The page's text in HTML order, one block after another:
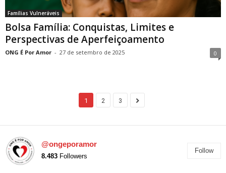
Famílias Vulneráveis
Bolsa Família: Conquistas, Limites e
Perspectivas de Aperfeiçoamento
ONG É Por Amor - 27 de setembro de 2025 0
1 2 3
@ongeporamor
8.483 Followers
Follow